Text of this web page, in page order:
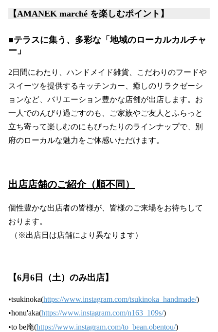
【AMANEK marché を楽しむポイント】
■テラスに集う、多彩な「地域のローカルカルチャ
ー」
2日間にわたり、ハンドメイド雑貨、こだわりのフードや
スイーツを提供するキッチンカー、癒しのリラクゼーシ
ョンなど、バリエーション豊かな店舗が出店します。お
一人でのんびり過ごすのも、ご家族やご友人とふらっと
立ち寄って楽しむのにもぴったりのラインナップで、別
府のローカルな魅力をご体感いただけます。
出店店舗のご紹介（順不同）
個性豊かな出店者の皆様が、皆様のご来場をお待ちして
おります。
（※出店日は店舗により異なります）
【6月6日（土）のみ出店】
•tsukinoka(https://www.instagram.com/tsukinoka_handmade/)
•honu'aka(https://www.instagram.com/n163_109s/)
•to be庵(https://www.instagram.com/to_bean.obentou/)